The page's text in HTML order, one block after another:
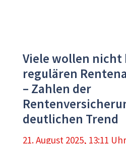
Viele wollen nicht
regulären
– Zahlen der
deutlichen Trend
21. August 2025, 13:11 Uhr